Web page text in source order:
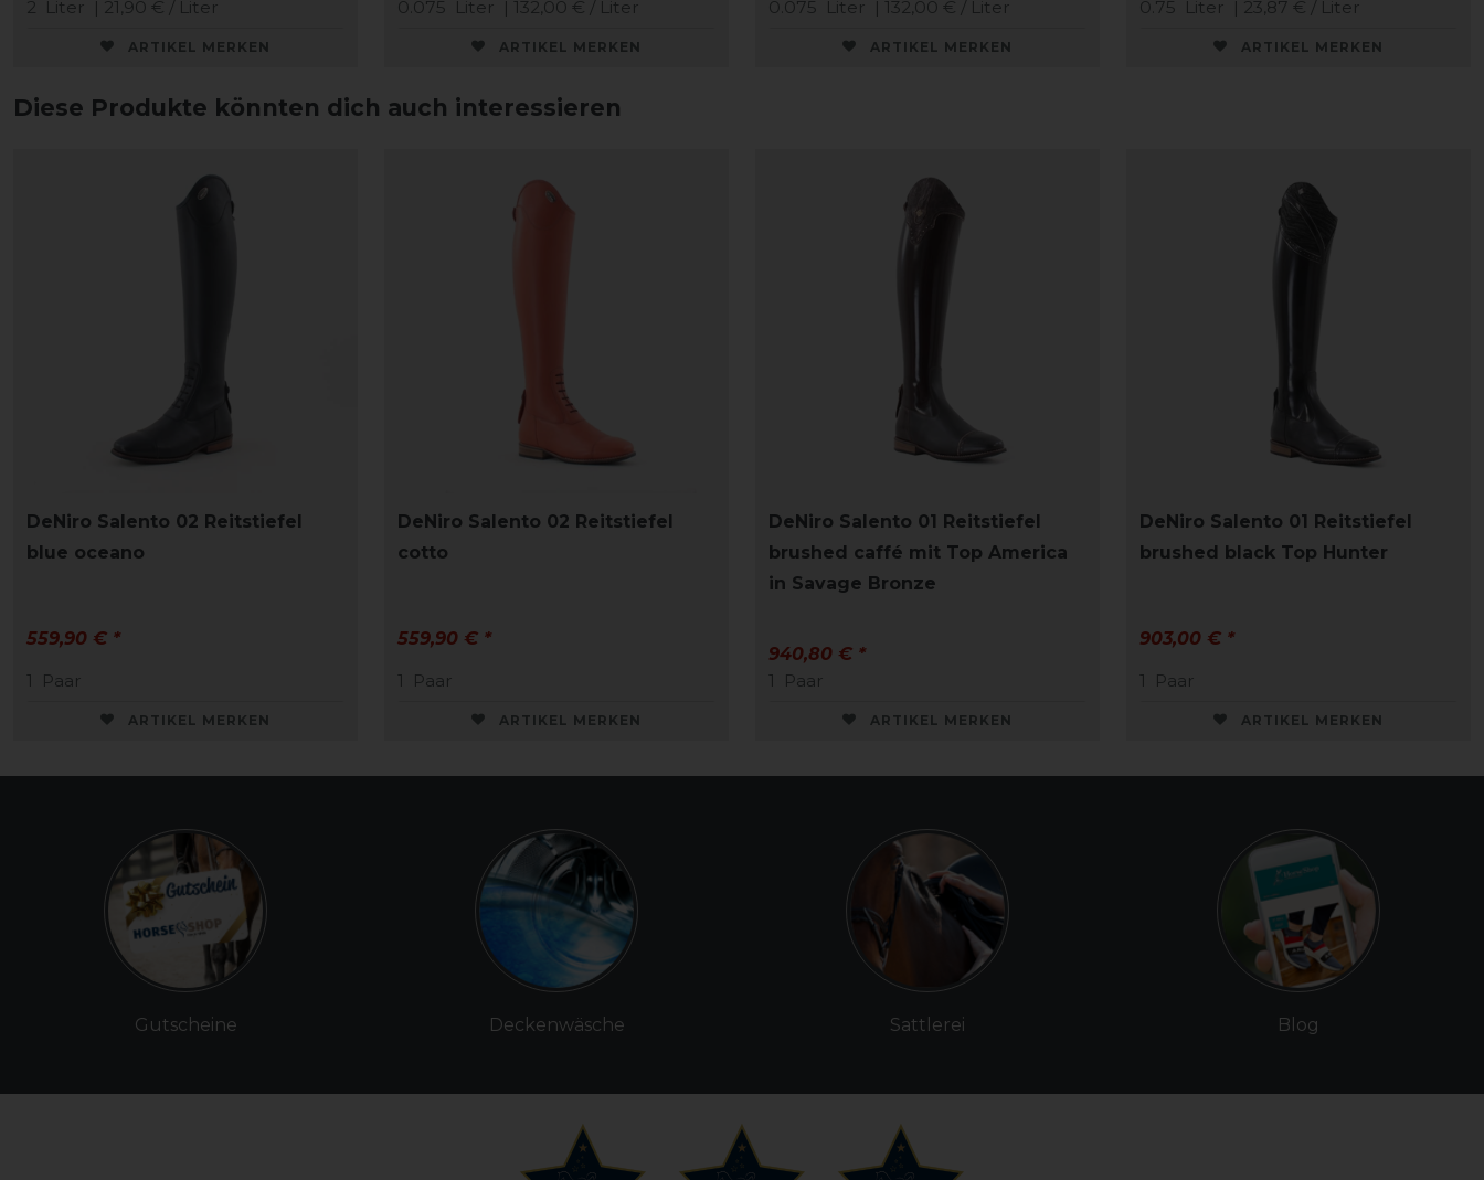
2 Liter | 21,90 € / Liter
ARTIKEL MERKEN
0.075 Liter | 132,00 € / Liter
ARTIKEL MERKEN
0.075 Liter | 132,00 € / Liter
ARTIKEL MERKEN
0.75 Liter | 23,87 € / Liter
ARTIKEL MERKEN
Diese Produkte könnten dich auch interessieren
DeNiro Salento 02 Reitstiefel
blue oceano
559,90 € *
1
Paar
ARTIKEL MERKEN
DeNiro Salento 02 Reitstiefel
cotto
559,90 € *
1
Paar
ARTIKEL MERKEN
DeNiro Salento 01 Reitstiefel
brushed caffé mit Top America
in Savage Bronze
940,80 € *
1
Paar
ARTIKEL MERKEN
DeNiro Salento 01 Reitstiefel
brushed black Top Hunter
903,00 € *
1
Paar
ARTIKEL MERKEN
Gutscheine Deckenwäsche Sattlerei Blog